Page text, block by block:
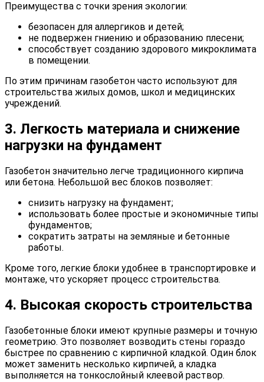
Преимущества с точки зрения экологии:
безопасен для аллергиков и детей;
не подвержен гниению и образованию плесени;
способствует созданию здорового микроклимата
в помещении.
По этим причинам газобетон часто используют для
строительства жилых домов, школ и медицинских
учреждений.
3. Легкость материала и снижение
нагрузки на фундамент
Газобетон значительно легче традиционного кирпича
или бетона. Небольшой вес блоков позволяет:
снизить нагрузку на фундамент;
использовать более простые и экономичные типы
фундаментов;
сократить затраты на земляные и бетонные
работы.
Кроме того, легкие блоки удобнее в транспортировке и
монтаже, что ускоряет процесс строительства.
4. Высокая скорость строительства
Газобетонные блоки имеют крупные размеры и точную
геометрию. Это позволяет возводить стены гораздо
быстрее по сравнению с кирпичной кладкой. Один блок
может заменить несколько кирпичей, а кладка
выполняется на тонкослойный клеевой раствор.